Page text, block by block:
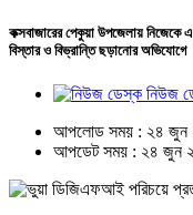
কক্সবাজারের পেকুয়া উপজেলায় নিজেকে
বিস্তার ও বিভ্রান্তি ছড়ানোর অভিযোগে
নিউজ
আপলোড সময় : ২৪ জুন
আপডেট সময় : ২৪ জুন